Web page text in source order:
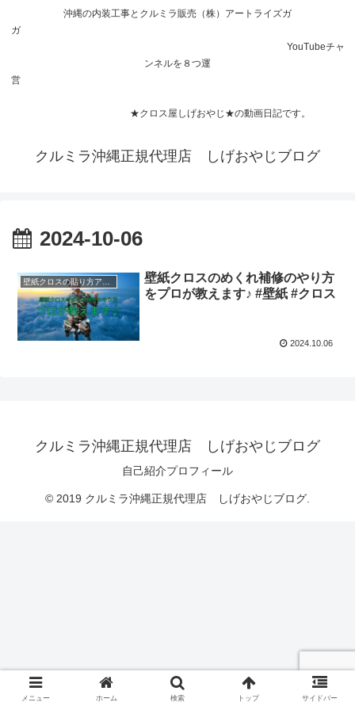
沖縄の内装工事とクルミラ販売（株）アートライズガ
ガ
YouTubeチャ
ンネルを８つ運
営
★クロス屋しげおやじ★の動画日記です。
クルミラ沖縄正規代理店 しげおやじブログ
2024-10-06
壁紙クロスのめくれ補修のやり方
をプロが教えます♪ #壁紙 #クロス
2024.10.06
クルミラ沖縄正規代理店 しげおやじブログ
自己紹介プロフィール
© 2019 クルミラ沖縄正規代理店 しげおやじブログ.
メニュー ホーム 検索 トップ サイドバー